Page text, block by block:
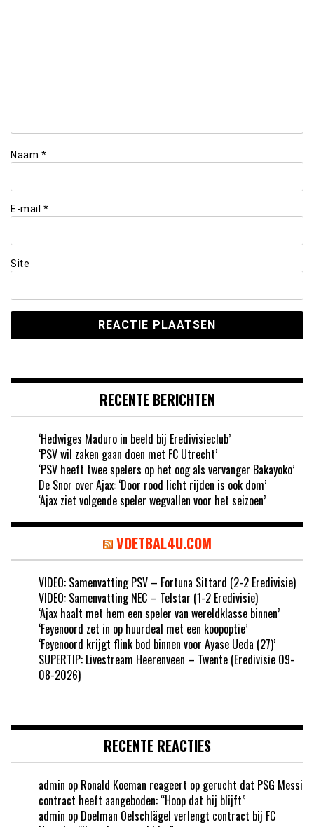
Naam *
E-mail *
Site
RECENTE BERICHTEN
‘Hedwiges Maduro in beeld bij Eredivisieclub’
‘PSV wil zaken gaan doen met FC Utrecht’
‘PSV heeft twee spelers op het oog als vervanger Bakayoko’
De Snor over Ajax: ‘Door rood licht rijden is ook dom’
‘Ajax ziet volgende speler wegvallen voor het seizoen’
VOETBAL4U.COM
VIDEO: Samenvatting PSV – Fortuna Sittard (2-2 Eredivisie)
VIDEO: Samenvatting NEC – Telstar (1-2 Eredivisie)
‘Ajax haalt met hem een speler van wereldklasse binnen’
‘Feyenoord zet in op huurdeal met een koopoptie’
‘Feyenoord krijgt flink bod binnen voor Ayase Ueda (27)’
SUPERTIP: Livestream Heerenveen – Twente (Eredivisie 09-
08-2026)
RECENTE REACTIES
admin op Ronald Koeman reageert op gerucht dat PSG Messi
contract heeft aangeboden: “Hoop dat hij blijft”
admin op Doelman Oelschlägel verlengt contract bij FC